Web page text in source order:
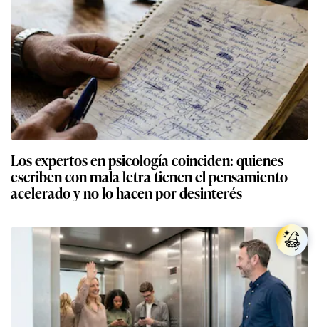
Los expertos en psicología coinciden: quienes
escriben con mala letra tienen el pensamiento
acelerado y no lo hacen por desinterés